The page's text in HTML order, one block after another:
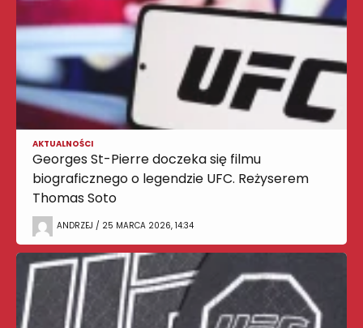
AKTUALNOŚCI
Georges St-Pierre doczeka się filmu
biograficznego o legendzie UFC. Reżyserem
Thomas Soto
ANDRZEJ / 25 MARCA 2026, 14:34